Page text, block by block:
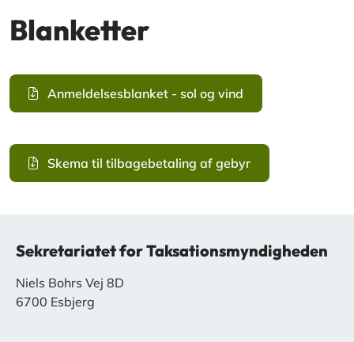
Blanketter
Anmeldelsesblanket - sol og vind
Skema til tilbagebetaling af gebyr
Sekretariatet for Taksationsmyndigheden
Niels Bohrs Vej 8D
6700 Esbjerg